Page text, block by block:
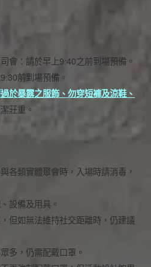
會：請於早上9:40之前到場預備。
前到場預備。
於暴露之服飾、勿穿短褲及涼鞋、
莊重。
各類實體聚會時，入場時請消毒，
設備及用具。
但如無法維持社交距離時，仍建議
多，仍需配戴口罩。